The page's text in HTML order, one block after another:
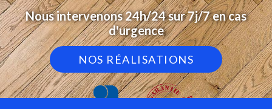
Nous intervenons 24h/24 sur 7j/7 en cas
d'urgence
NOS RÉALISATIONS